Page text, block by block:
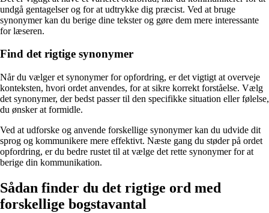
undgå gentagelser og for at udtrykke dig præcist. Ved at bruge
synonymer kan du berige dine tekster og gøre dem mere interessante
for læseren.
Find det rigtige synonymer
Når du vælger et synonymer for opfordring, er det vigtigt at overveje
konteksten, hvori ordet anvendes, for at sikre korrekt forståelse. Vælg
det synonymer, der bedst passer til den specifikke situation eller følelse,
du ønsker at formidle.
Ved at udforske og anvende forskellige synonymer kan du udvide dit
sprog og kommunikere mere effektivt. Næste gang du støder på ordet
opfordring, er du bedre rustet til at vælge det rette synonymer for at
berige din kommunikation.
Sådan finder du det rigtige ord med
forskellige bogstavantal